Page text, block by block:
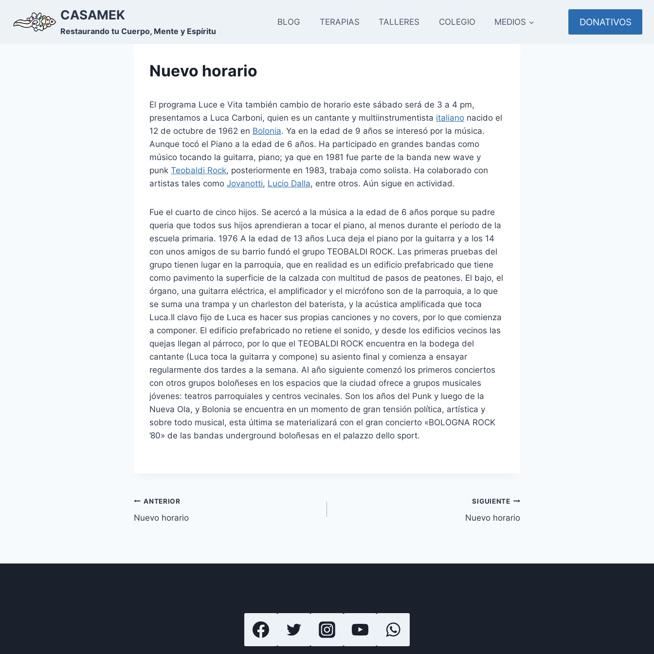
contenido
CASAMEK
Restaurando tu Cuerpo, Mente y Espíritu
BLOG TERAPIAS TALLERES COLEGIO MEDIOS DONATIVOS
Nuevo horario
El programa Luce e Vita también cambio de horario este sábado será de 3 a 4 pm,
presentamos a Luca Carboni, quien es un cantante y multiinstrumentista italiano nacido el
12 de octubre de 1962 en Bolonia. Ya en la edad de 9 años se interesó por la música.
Aunque tocó el Piano a la edad de 6 años. Ha participado en grandes bandas como
músico tocando la guitarra, piano; ya que en 1981 fue parte de la banda new wave y
punk Teobaldi Rock, posteriormente en 1983, trabaja como solista. Ha colaborado con
artistas tales como Jovanotti, Lucio Dalla, entre otros. Aún sigue en actividad.
Fue el cuarto de cinco hijos. Se acercó a la música a la edad de 6 años porque su padre
queria que todos sus hijos aprendieran a tocar el piano, al menos durante el período de la
escuela primaria. 1976 A la edad de 13 años Luca deja el piano por la guitarra y a los 14
con unos amigos de su barrio fundó el grupo TEOBALDI ROCK. Las primeras pruebas del
grupo tienen lugar en la parroquia, que en realidad es un edificio prefabricado que tiene
como pavimento la superficie de la calzada con multitud de pasos de peatones. El bajo, el
órgano, una guitarra eléctrica, el amplificador y el micrófono son de la parroquia, a lo que
se suma una trampa y un charleston del baterista, y la acústica amplificada que toca
Luca.Il clavo fijo de Luca es hacer sus propias canciones y no covers, por lo que comienza
a componer. El edificio prefabricado no retiene el sonido, y desde los edificios vecinos las
quejas llegan al párroco, por lo que el TEOBALDI ROCK encuentra en la bodega del
cantante (Luca toca la guitarra y compone) su asiento final y comienza a ensayar
regularmente dos tardes a la semana. Al año siguiente comenzó los primeros conciertos
con otros grupos boloñeses en los espacios que la ciudad ofrece a grupos musicales
jóvenes: teatros parroquiales y centros vecinales. Son los años del Punk y luego de la
Nueva Ola, y Bolonia se encuentra en un momento de gran tensión política, artística y
sobre todo musical, esta última se materializará con el gran concierto «BOLOGNA ROCK
’80» de las bandas underground boloñesas en el palazzo dello sport.
Navegación
de
ANTERIOR
Nuevo horario
SIGUIENTE
Nuevo horario